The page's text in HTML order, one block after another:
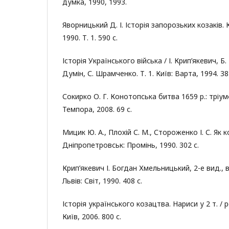
Яворницький Д. І. Історія запорозьких
1990. Т. 1. 590 с.
Історія Українського війська / І. Крип’якевич,
Думін, С. Шрамченко. Т. 1. Київ: Варта, 1994.
Сокирко О. Г. Конотопська битва 1659 р.:
Темпора, 2008. 69 с.
Мицик Ю. А., Плохій С. М., Стороженко І. С. Як
Дніпропетровськ: Промінь, 1990. 302 с.
Крип’якевич І. Богдан Хмельницький, 2-е вид.,
Львів: Світ, 1990. 408 с.
Історія українського козацтва. Нариси у 2 т. /
Київ, 2006. 800 с.